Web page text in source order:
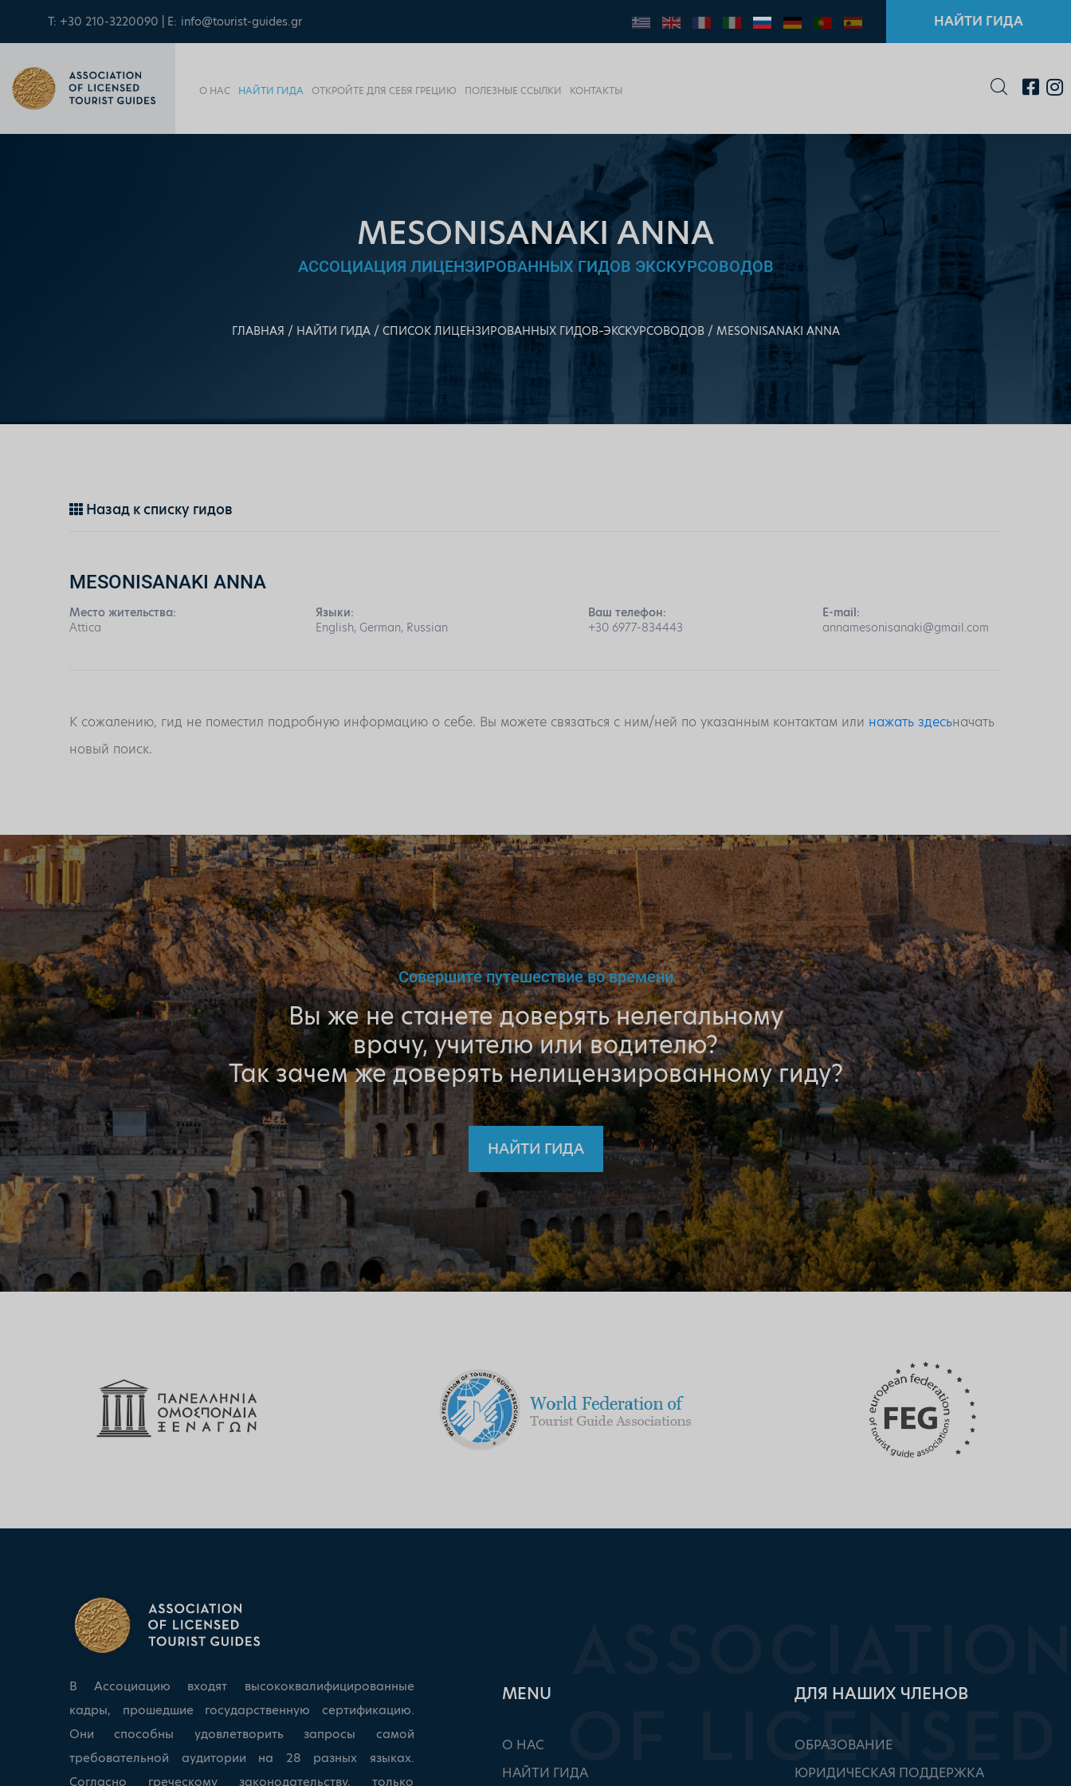
T: +30 210-3220090 | E: info@tourist-guides.gr НАЙТИ ГИДА
О НАС НАЙТИ ГИДА ОТКРОЙТЕ ДЛЯ СЕБЯ ГРЕЦИЮ ПОЛЕЗНЫЕ ССЫЛКИ КОНТАКТЫ
MESONISANAKI ANNA
АССОЦИАЦИЯ ЛИЦЕНЗИРОВАННЫХ ГИДОВ ЭКСКУРСОВОДОВ
ГЛАВНАЯ НАЙТИ ГИДА СПИСОК ЛИЦЕНЗИРОВАННЫХ ГИДОВ–ЭКСКУРСОВОДОВ MESONISANAKI ANNA
Назад к списку гидов
MESONISANAKI ANNA
Место жительства:
Attica
Языки:
English, German, Russian
Ваш телефон:
+30 6977-834443
E-mail:
annamesonisanaki@gmail.com
К сожалению, гид не поместил подробную информацию о себе. Вы можете связаться с ним/ней по указанным контактам или нажать здесьначать
новый поиск.
Совершите путешествие во времени
Вы же не станете доверять нелегальному
врачу, учителю или водителю?
Так зачем же доверять нелицензированному гиду?
НАЙТИ ГИДА
В Ассоциацию входят высококвалифицированные
кадры, прошедшие государственную сертификацию.
Они способны удовлетворить запросы самой
требовательной аудитории на 28 разных языках.
Согласно греческому законодательству, только
ΜΕΝU
О НАС
НАЙТИ ГИДА
ДЛЯ НАШИХ ЧЛЕНОВ
ОБРАЗОВАНИЕ
ЮРИДИЧЕСКАЯ ПОДДЕРЖКА